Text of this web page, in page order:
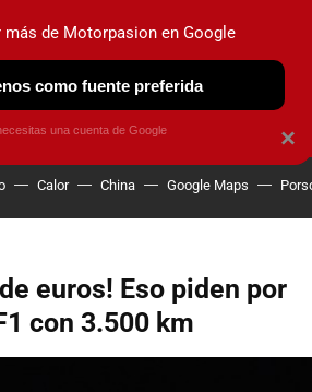
ELÉCTRICOS OBSERVATORIO
Calor China Google Maps
euros! Eso piden por
con 3.500 km
×
más de Motorpasion en Google
como fuente preferida
una cuenta de Google